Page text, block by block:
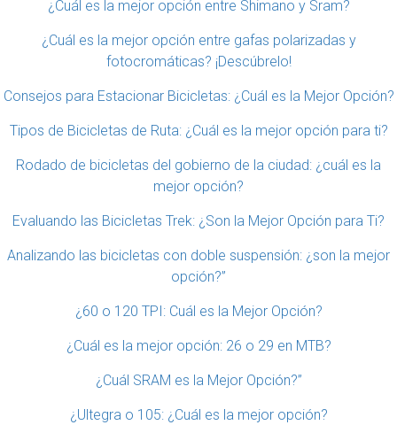
¿Cuál es la mejor opción entre Shimano y Sram?
¿Cuál es la mejor opción entre gafas polarizadas y
fotocromáticas? ¡Descúbrelo!
Consejos para Estacionar Bicicletas: ¿Cuál es la Mejor Opción?
Tipos de Bicicletas de Ruta: ¿Cuál es la mejor opción para ti?
Rodado de bicicletas del gobierno de la ciudad: ¿cuál es la
mejor opción?
Evaluando las Bicicletas Trek: ¿Son la Mejor Opción para Ti?
Analizando las bicicletas con doble suspensión: ¿son la mejor
opción?”
¿60 o 120 TPI: Cuál es la Mejor Opción?
¿Cuál es la mejor opción: 26 o 29 en MTB?
¿Cuál SRAM es la Mejor Opción?”
¿Ultegra o 105: ¿Cuál es la mejor opción?